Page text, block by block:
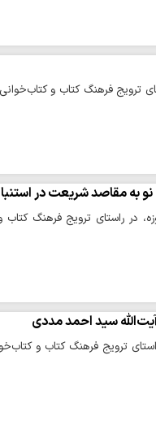
ترویج فرهنگ کتاب و
نو به مقاصد شریعت در
در راستای ترویج فرهنگ
سید احمد مددی
ترویج فرهنگ کتاب و